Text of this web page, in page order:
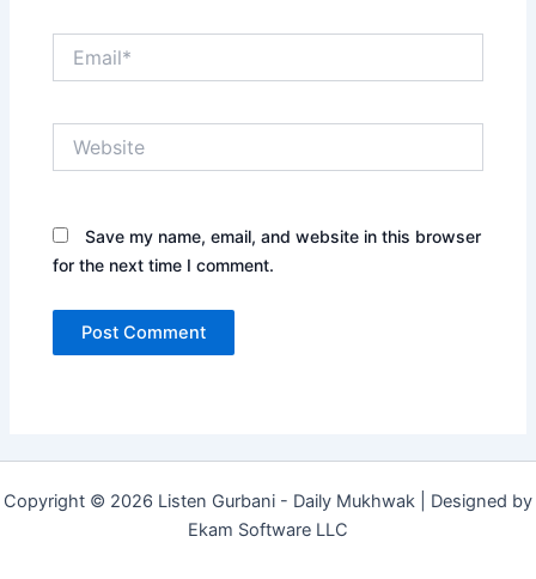
Save my name, email, and website in this browser
for the next time I comment.
Copyright © 2026 Listen Gurbani - Daily Mukhwak | Designed by
Ekam Software LLC